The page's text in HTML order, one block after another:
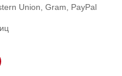
Union, Gram, PayPal